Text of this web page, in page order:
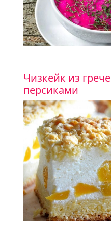
Чизкейк из
персиками